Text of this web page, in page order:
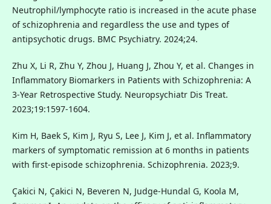
Neutrophil/lymphocyte ratio is increased in the acute phase
of schizophrenia and regardless the use and types of
antipsychotic drugs. BMC Psychiatry. 2024;24.
Zhu X, Li R, Zhu Y, Zhou J, Huang J, Zhou Y, et al. Changes in
Inflammatory Biomarkers in Patients with Schizophrenia: A
3-Year Retrospective Study. Neuropsychiatr Dis Treat.
2023;19:1597-1604.
Kim H, Baek S, Kim J, Ryu S, Lee J, Kim J, et al. Inflammatory
markers of symptomatic remission at 6 months in patients
with first-episode schizophrenia. Schizophrenia. 2023;9.
Çakici N, Çakici N, Beveren N, Judge-Hundal G, Koola M,